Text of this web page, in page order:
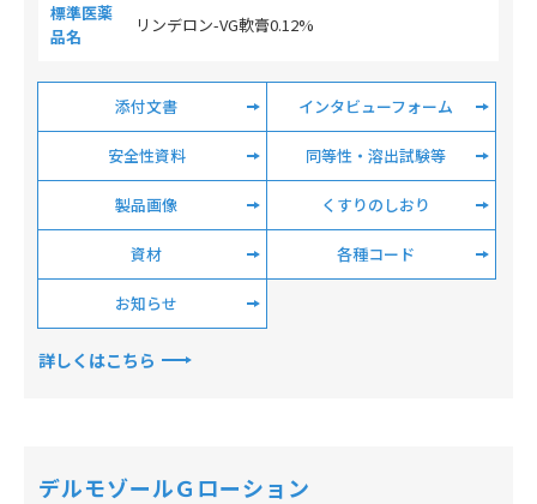
標準医薬
品名
リンデロン-VG軟膏0.12%
添付文書 インタビューフォーム
安全性資料 同等性・溶出試験等
製品画像 くすりのしおり
資材 各種コード
お知らせ
詳しくはこちら
デルモゾールＧローション